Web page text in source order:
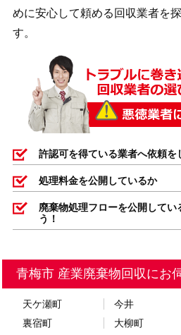
めに安心して頼める回収業者を
す。
許認可を得ている業者へ依頼を
処理料金を公開しているか
廃棄物処理フローを公開してい
う！
青梅市 産業廃棄物回収にお
天ケ瀬町 今井
裏宿町
大柳町